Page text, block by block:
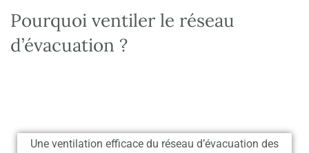
Pourquoi ventiler le réseau
d’évacuation ?
Une ventilation efficace du réseau d’évacuation des